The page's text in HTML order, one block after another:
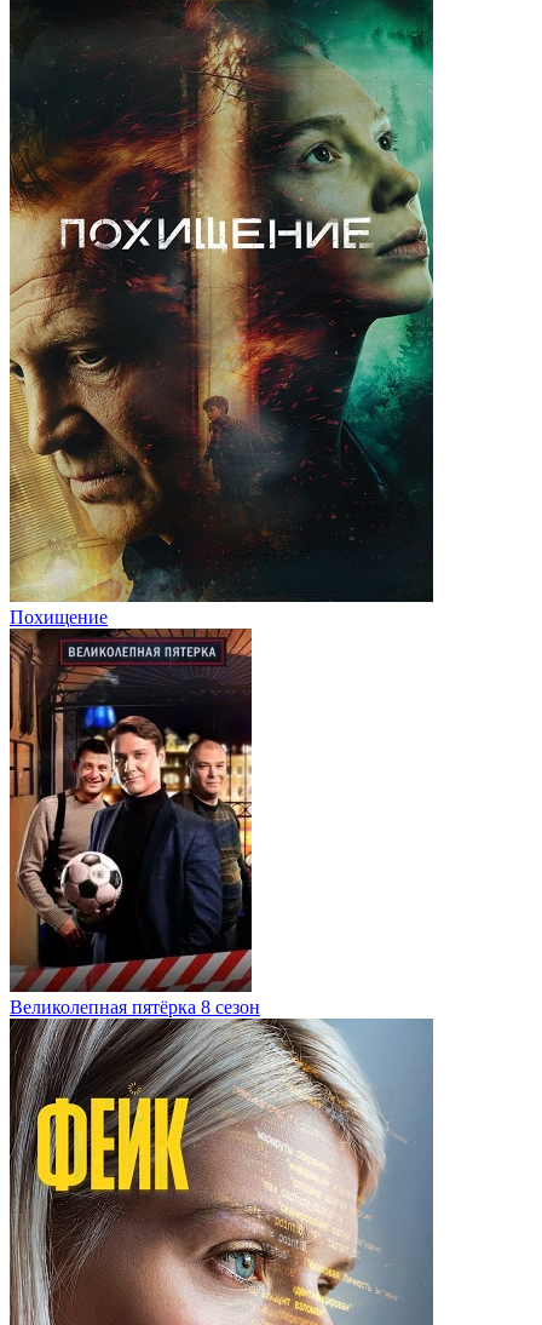
Похищение
Великолепная пятёрка 8 сезон